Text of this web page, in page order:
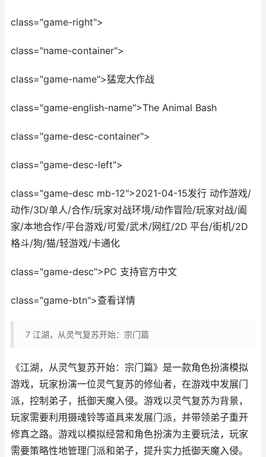
class="game-right">
class="name-container">
class="game-name">猛宠大作战
class="game-english-name">The Animal Bash
class="game-desc-container">
class="game-desc-left">
class="game-desc mb-12">2021-04-15发行 动作游戏/
动作/3D/单人/合作/玩家对战环境/动作冒险/玩家对战/阖
家/本地合作/平台游戏/可爱/武术/网红/2D 平台/街机/2D
格斗/狗/猫/轻游戏/卡通化
class="game-desc">PC 支持官方中文
class="game-btn">查看详情
7 江湖，从灵气复苏开始：宗门篇
《江湖，从灵气复苏开始：宗门篇》是一款角色扮演模拟
游戏，玩家扮演一位灵气复苏的修仙者，在游戏中发展门
派，控制弟子，抵御天魔入侵。游戏以灵气复苏为背景，
玩家需要利用摄魂铃等道具来发展门派，并带领弟子重开
修真之路。游戏以模拟经营和角色扮演为主要玩法，玩家
需要策略性地管理门派和弟子，提升实力抵御天魔入侵。